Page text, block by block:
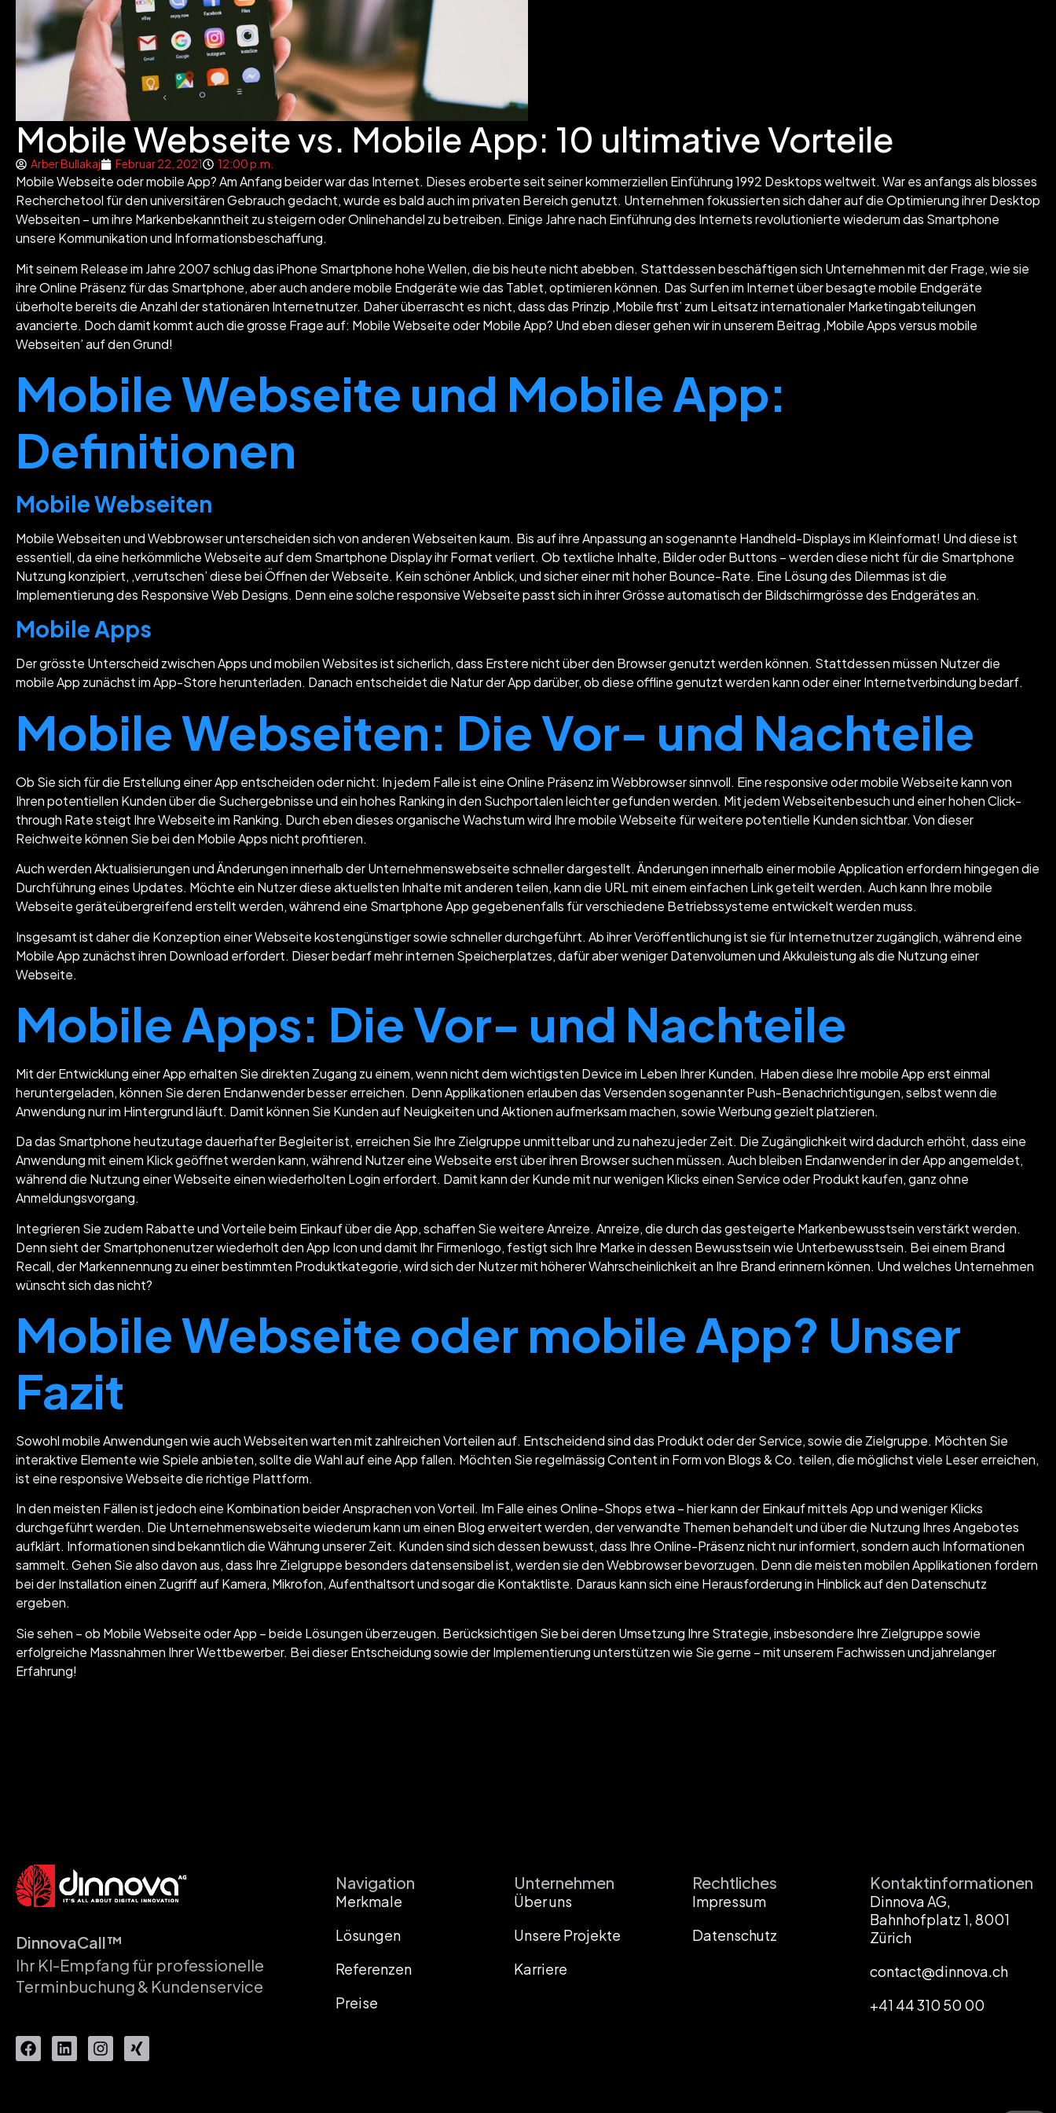
Mobile Webseite vs. Mobile App: 10 ultimative Vorteile
Arber Bullakaj Februar 22, 2021 12:00 p.m.
Mobile Webseite oder mobile App? Am Anfang beider war das Internet. Dieses eroberte seit seiner kommerziellen Einführung 1992 Desktops weltweit. War es anfangs als blosses
Recherchetool für den universitären Gebrauch gedacht, wurde es bald auch im privaten Bereich genutzt. Unternehmen fokussierten sich daher auf die Optimierung ihrer Desktop
Webseiten – um ihre Markenbekanntheit zu steigern oder Onlinehandel zu betreiben. Einige Jahre nach Einführung des Internets revolutionierte wiederum das Smartphone
unsere Kommunikation und Informationsbeschaffung.
Mit seinem Release im Jahre 2007 schlug das iPhone Smartphone hohe Wellen, die bis heute nicht abebben. Stattdessen beschäftigen sich Unternehmen mit der Frage, wie sie
ihre Online Präsenz für das Smartphone, aber auch andere mobile Endgeräte wie das Tablet, optimieren können. Das Surfen im Internet über besagte mobile Endgeräte
überholte bereits die Anzahl der stationären Internetnutzer. Daher überrascht es nicht, dass das Prinzip ‚Mobile first’ zum Leitsatz internationaler Marketingabteilungen
avancierte. Doch damit kommt auch die grosse Frage auf: Mobile Webseite oder Mobile App? Und eben dieser gehen wir in unserem Beitrag ‚Mobile Apps versus mobile
Webseiten’ auf den Grund!
Mobile Webseite und Mobile App:
Definitionen
Mobile Webseiten
Mobile Webseiten und Webbrowser unterscheiden sich von anderen Webseiten kaum. Bis auf ihre Anpassung an sogenannte Handheld-Displays im Kleinformat! Und diese ist
essentiell, da eine herkömmliche Webseite auf dem Smartphone Display ihr Format verliert. Ob textliche Inhalte, Bilder oder Buttons – werden diese nicht für die Smartphone
Nutzung konzipiert, ‚verrutschen’ diese bei Öffnen der Webseite. Kein schöner Anblick, und sicher einer mit hoher Bounce-Rate. Eine Lösung des Dilemmas ist die
Implementierung des Responsive Web Designs. Denn eine solche responsive Webseite passt sich in ihrer Grösse automatisch der Bildschirmgrösse des Endgerätes an.
Mobile Apps
Der grösste Unterscheid zwischen Apps und mobilen Websites ist sicherlich, dass Erstere nicht über den Browser genutzt werden können. Stattdessen müssen Nutzer die
mobile App zunächst im App-Store herunterladen. Danach entscheidet die Natur der App darüber, ob diese offline genutzt werden kann oder einer Internetverbindung bedarf.
Mobile Webseiten: Die Vor- und Nachteile
Ob Sie sich für die Erstellung einer App entscheiden oder nicht: In jedem Falle ist eine Online Präsenz im Webbrowser sinnvoll. Eine responsive oder mobile Webseite kann von
Ihren potentiellen Kunden über die Suchergebnisse und ein hohes Ranking in den Suchportalen leichter gefunden werden. Mit jedem Webseitenbesuch und einer hohen Click-
through Rate steigt Ihre Webseite im Ranking. Durch eben dieses organische Wachstum wird Ihre mobile Webseite für weitere potentielle Kunden sichtbar. Von dieser
Reichweite können Sie bei den Mobile Apps nicht profitieren.
Auch werden Aktualisierungen und Änderungen innerhalb der Unternehmenswebseite schneller dargestellt. Änderungen innerhalb einer mobile Application erfordern hingegen die
Durchführung eines Updates. Möchte ein Nutzer diese aktuellsten Inhalte mit anderen teilen, kann die URL mit einem einfachen Link geteilt werden. Auch kann Ihre mobile
Webseite geräteübergreifend erstellt werden, während eine Smartphone App gegebenenfalls für verschiedene Betriebssysteme entwickelt werden muss.
Insgesamt ist daher die Konzeption einer Webseite kostengünstiger sowie schneller durchgeführt. Ab ihrer Veröffentlichung ist sie für Internetnutzer zugänglich, während eine
Mobile App zunächst ihren Download erfordert. Dieser bedarf mehr internen Speicherplatzes, dafür aber weniger Datenvolumen und Akkuleistung als die Nutzung einer
Webseite.
Mobile Apps: Die Vor- und Nachteile
Mit der Entwicklung einer App erhalten Sie direkten Zugang zu einem, wenn nicht dem wichtigsten Device im Leben Ihrer Kunden. Haben diese Ihre mobile App erst einmal
heruntergeladen, können Sie deren Endanwender besser erreichen. Denn Applikationen erlauben das Versenden sogenannter Push-Benachrichtigungen, selbst wenn die
Anwendung nur im Hintergrund läuft. Damit können Sie Kunden auf Neuigkeiten und Aktionen aufmerksam machen, sowie Werbung gezielt platzieren.
Da das Smartphone heutzutage dauerhafter Begleiter ist, erreichen Sie Ihre Zielgruppe unmittelbar und zu nahezu jeder Zeit. Die Zugänglichkeit wird dadurch erhöht, dass eine
Anwendung mit einem Klick geöffnet werden kann, während Nutzer eine Webseite erst über ihren Browser suchen müssen. Auch bleiben Endanwender in der App angemeldet,
während die Nutzung einer Webseite einen wiederholten Login erfordert. Damit kann der Kunde mit nur wenigen Klicks einen Service oder Produkt kaufen, ganz ohne
Anmeldungsvorgang.
Integrieren Sie zudem Rabatte und Vorteile beim Einkauf über die App, schaffen Sie weitere Anreize. Anreize, die durch das gesteigerte Markenbewusstsein verstärkt werden.
Denn sieht der Smartphonenutzer wiederholt den App Icon und damit Ihr Firmenlogo, festigt sich Ihre Marke in dessen Bewusstsein wie Unterbewusstsein. Bei einem Brand
Recall, der Markennennung zu einer bestimmten Produktkategorie, wird sich der Nutzer mit höherer Wahrscheinlichkeit an Ihre Brand erinnern können. Und welches Unternehmen
wünscht sich das nicht?
Mobile Webseite oder mobile App? Unser
Fazit
Sowohl mobile Anwendungen wie auch Webseiten warten mit zahlreichen Vorteilen auf. Entscheidend sind das Produkt oder der Service, sowie die Zielgruppe. Möchten Sie
interaktive Elemente wie Spiele anbieten, sollte die Wahl auf eine App fallen. Möchten Sie regelmässig Content in Form von Blogs & Co. teilen, die möglichst viele Leser erreichen,
ist eine responsive Webseite die richtige Plattform.
In den meisten Fällen ist jedoch eine Kombination beider Ansprachen von Vorteil. Im Falle eines Online-Shops etwa – hier kann der Einkauf mittels App und weniger Klicks
durchgeführt werden. Die Unternehmenswebseite wiederum kann um einen Blog erweitert werden, der verwandte Themen behandelt und über die Nutzung Ihres Angebotes
aufklärt. Informationen sind bekanntlich die Währung unserer Zeit. Kunden sind sich dessen bewusst, dass Ihre Online-Präsenz nicht nur informiert, sondern auch Informationen
sammelt. Gehen Sie also davon aus, dass Ihre Zielgruppe besonders datensensibel ist, werden sie den Webbrowser bevorzugen. Denn die meisten mobilen Applikationen fordern
bei der Installation einen Zugriff auf Kamera, Mikrofon, Aufenthaltsort und sogar die Kontaktliste. Daraus kann sich eine Herausforderung in Hinblick auf den Datenschutz
ergeben.
Sie sehen – ob Mobile Webseite oder App – beide Lösungen überzeugen. Berücksichtigen Sie bei deren Umsetzung Ihre Strategie, insbesondere Ihre Zielgruppe sowie
erfolgreiche Massnahmen Ihrer Wettbewerber. Bei dieser Entscheidung sowie der Implementierung unterstützen wie Sie gerne – mit unserem Fachwissen und jahrelanger
Erfahrung!
DinnovaCall™
Ihr KI-Empfang für professionelle
Terminbuchung & Kundenservice
Navigation
Merkmale
Lösungen
Referenzen
Preise
Unternehmen
Über uns
Unsere Projekte
Karriere
Rechtliches
Impressum
Datenschutz
Kontaktinformationen
Dinnova AG,
Bahnhofplatz 1, 8001
Zürich
contact@dinnova.ch
+41 44 310 50 00